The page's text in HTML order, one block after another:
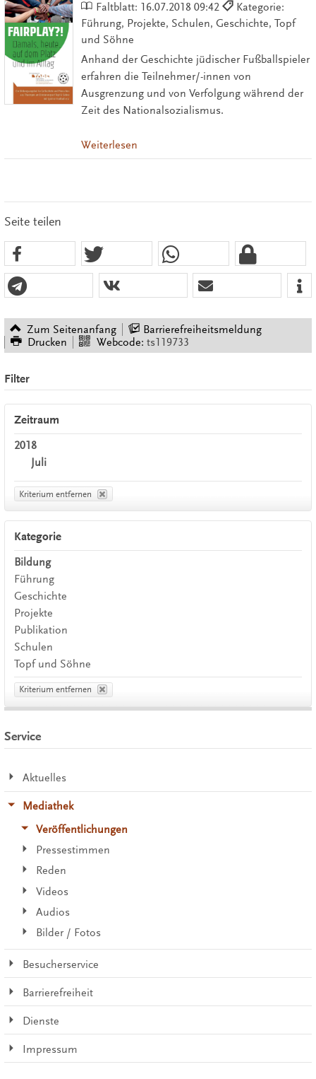
Faltblatt: 16.07.2018 09:42
Kategorie:
Führung, Projekte, Schulen, Geschichte, Topf
und Söhne
Anhand der Geschichte jüdischer Fußballspieler
erfahren die Teilnehmer/-innen von
Ausgrenzung und von Verfolgung während der
Zeit des Nationalsozialismus.
Weiterlesen
Seite teilen
Zum Seitenanfang
Barrierefreiheitsmeldung
Drucken
Webcode: ts119733
Filter
Zeitraum
2018
Juli
Kriterium entfernen
Kategorie
Bildung
Führung
Geschichte
Projekte
Publikation
Schulen
Topf und Söhne
Kriterium entfernen
Service
Aktuelles
Mediathek
Veröffentlichungen
Pressestimmen
Reden
Videos
Audios
Bilder / Fotos
Besucherservice
Barrierefreiheit
Dienste
Impressum